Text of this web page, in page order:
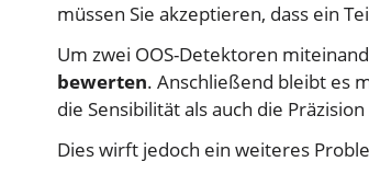
müssen Sie akzeptieren, dass ein
Um zwei OOS-Detektoren
bewerten. Anschließend bleibt es
die Sensibilität als auch die
Dies wirft jedoch ein weiteres